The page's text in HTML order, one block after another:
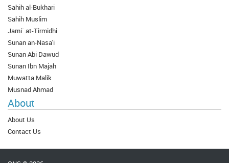
Sahih al-Bukhari
Sahih Muslim
Jami` at-Tirmidhi
Sunan an-Nasa'i
Sunan Abi Dawud
Sunan Ibn Majah
Muwatta Malik
Musnad Ahmad
About
About Us
Contact Us